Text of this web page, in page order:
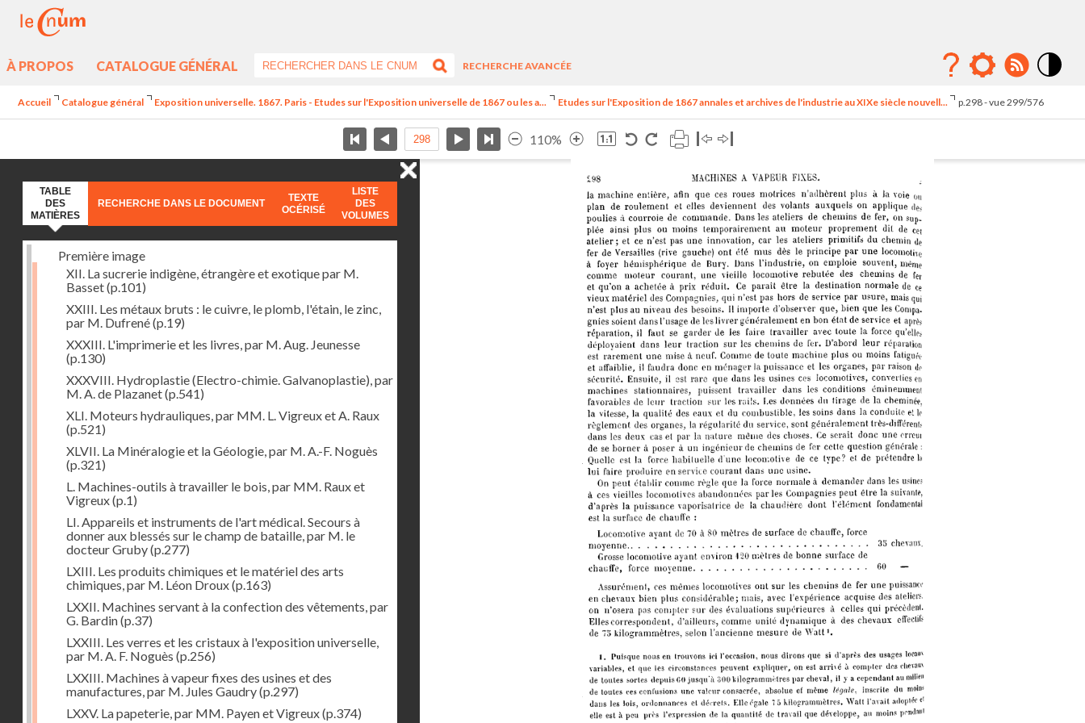
À PROPOS CATALOGUE GÉNÉRAL
RECHERCHE AVANCÉE
élévé
Accueil Catalogue général Exposition universelle. 1867. Paris - Etudes sur l'Exposition universelle de 1867 ou les a... Etudes sur l'Exposition de 1867 annales et archives de l'industrie au XIXe siècle nouvell... p.298 - vue 299/576
110%
TABLE
DES
MATIÈRES
RECHERCHE DANS LE DOCUMENT
TEXTE
OCÉRISÉ
LISTE
DES
VOLUMES
Première image
XII. La sucrerie indigène, étrangère et exotique par M.
Basset(p.101)
XXIII. Les métaux bruts : le cuivre, le plomb, l'étain, le zinc,
par M. Dufrené(p.19)
XXXIII. L'imprimerie et les livres, par M. Aug. Jeunesse
(p.130)
XXXVIII. Hydroplastie (Electro-chimie. Galvanoplastie), par
M. A. de Plazanet(p.541)
XLI. Moteurs hydrauliques, par MM. L. Vigreux et A. Raux
(p.521)
XLVII. La Minéralogie et la Géologie, par M. A.-F. Noguès
(p.321)
L. Machines-outils à travailler le bois, par MM. Raux et
Vigreux(p.1)
LI. Appareils et instruments de l'art médical. Secours à
donner aux blessés sur le champ de bataille, par M. le
docteur Gruby(p.277)
LXIII. Les produits chimiques et le matériel des arts
chimiques, par M. Léon Droux(p.163)
LXXII. Machines servant à la confection des vêtements, par
G. Bardin(p.37)
LXXIII. Les verres et les cristaux à l'exposition universelle,
par M. A. F. Noguès (p.256)
LXXIII. Machines à vapeur fixes des usines et des
manufactures, par M. Jules Gaudry(p.297)
LXXV. La papeterie, par MM. Payen et Vigreux(p.374)